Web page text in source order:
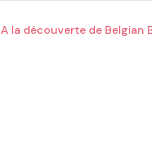
A la découverte de Belgian